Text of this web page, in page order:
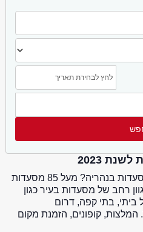
2023
מסעדות בנהריה - מחפשים מסעדות בנהריה? מעל 85 מסעדות
רחב של מסעדות בעיר כגון
ביתי, בתי קפה, דרום
המלצות, קופונים, הזמנת מקום